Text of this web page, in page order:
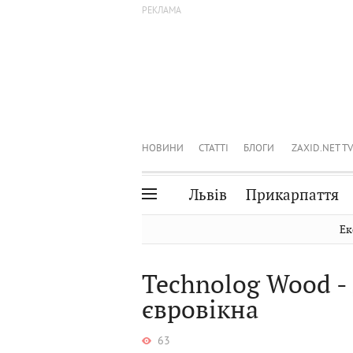
НОВИНИ СТАТТІ БЛОГИ ZAXID.NET TV
Львів Прикарпаття
Волинь
Закарпаття
Чернівці
Technolog Wood -
євровікна
63